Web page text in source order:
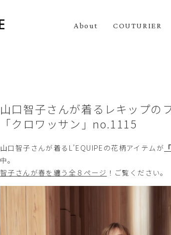
About COUTURIER
山口智子さんが着るレキップの
「クロワッサン」no.1115
山口智子さんが着るL’EQUIPEの花柄アイテムが
中。
智子さんが春を纏う全８ページ ！ご覧ください。